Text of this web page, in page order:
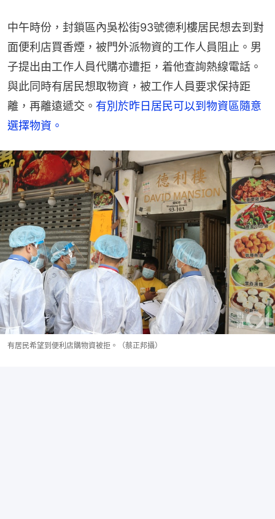
中午時份，封鎖區內吳松街93號德利樓居民想去到對
面便利店買香煙，被門外派物資的工作人員阻止。男
子提出由工作人員代購亦遭拒，着他查詢熱線電話。
與此同時有居民想取物資，被工作人員要求保持距
離，再離遠遞交。 有別於昨日居民可以到物資區隨意
選擇物資。
有居民希望到便利店購物資被拒。（蔡正邦攝）